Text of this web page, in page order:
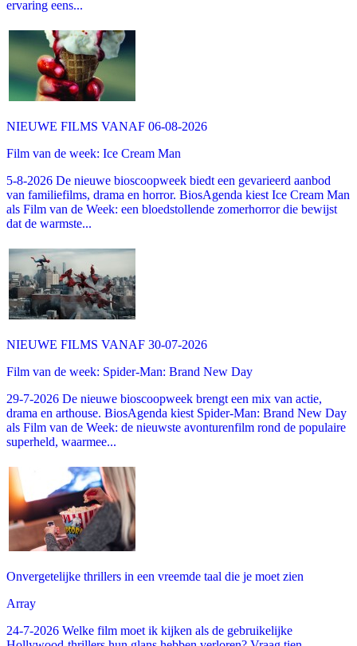
ervaring eens...
NIEUWE FILMS VANAF 06-08-2026
Film van de week: Ice Cream Man
5-8-2026 De nieuwe bioscoopweek biedt een gevarieerd aanbod
van familiefilms, drama en horror. BiosAgenda kiest Ice Cream Man
als Film van de Week: een bloedstollende zomerhorror die bewijst
dat de warmste...
NIEUWE FILMS VANAF 30-07-2026
Film van de week: Spider-Man: Brand New Day
29-7-2026 De nieuwe bioscoopweek brengt een mix van actie,
drama en arthouse. BiosAgenda kiest Spider-Man: Brand New Day
als Film van de Week: de nieuwste avonturenfilm rond de populaire
superheld, waarmee...
Onvergetelijke thrillers in een vreemde taal die je moet zien
Array
24-7-2026 Welke film moet ik kijken als de gebruikelijke